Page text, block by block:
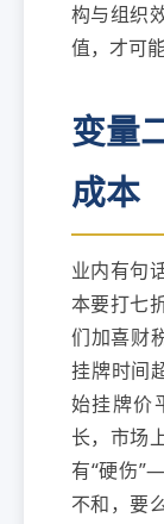
构与组织
值，才可
变量
成本
业内有句
本要打七
们加喜财
挂牌时间
始挂牌价
长，市场
有“硬伤
不和，要